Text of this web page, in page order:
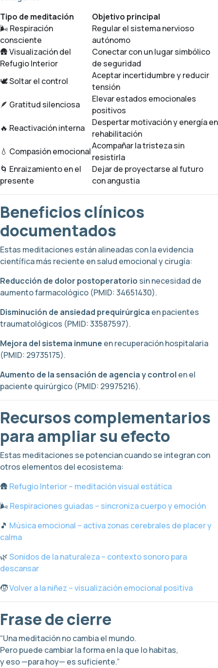
Tipo de meditación
Objetivo principal
🌬️ Respiración
consciente
Regular el sistema nervioso
autónomo
🛖 Visualización del
Refugio Interior
Conectar con un lugar simbólico
de seguridad
🕊️ Soltar el control
Aceptar incertidumbre y reducir
tensión
🪶 Gratitud silenciosa
Elevar estados emocionales
positivos
🔥 Reactivación interna
Despertar motivación y energía en
rehabilitación
💧 Compasión emocional
Acompañar la tristeza sin
resistirla
🌀 Enraizamiento en el
presente
Dejar de proyectarse al futuro
con angustia
Beneficios clínicos
documentados
Estas meditaciones están alineadas con la evidencia
científica más reciente en salud emocional y cirugía:
Reducción de dolor postoperatorio sin necesidad de
aumento farmacológico (PMID: 34651430).
Disminución de ansiedad prequirúrgica en pacientes
traumatológicos (PMID: 33587597).
Mejora del sistema inmune en recuperación hospitalaria
(PMID: 29735175).
Aumento de la sensación de agencia y control en el
paciente quirúrgico (PMID: 29975216).
Recursos complementarios
para ampliar su efecto
Estas meditaciones se potencian cuando se integran con
otros elementos del ecosistema:
🛖 Refugio Interior – meditación visual estática
🌬️Respiraciones guiadas – sincroniza cuerpo y emoción
🎵 Música emocional – activa zonas cerebrales de placer y
calma
🌿Sonidos de la naturaleza – contexto sonoro para
descansar
🧒Volver a la niñez – visualización emocional positiva
Frase de cierre
“Una meditación no cambia el mundo.
Pero puede cambiar la forma en la que lo habitas,
y eso —para hoy— es suficiente.”